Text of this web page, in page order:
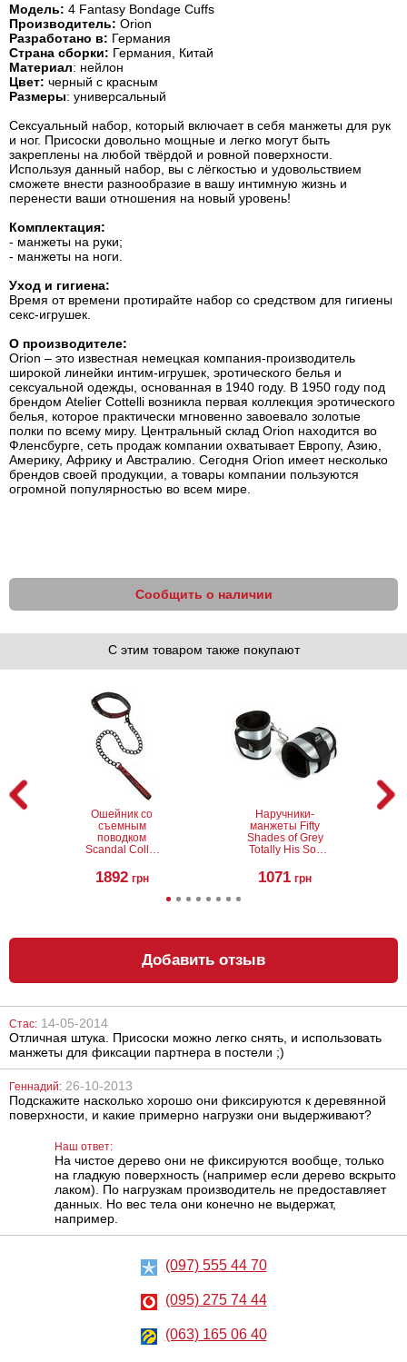
Модель: 4 Fantasy Bondage Cuffs
Производитель: Orion
Разработано в: Германия
Страна сборки: Германия,
Китай
Материал: нейлон
Цвет: черный с красным
Размеры: универсальный
Сексуальный набор, который включает в себя манжеты для рук
и ног. Присоски довольно мощные и легко могут быть
закреплены на любой твёрдой и ровной поверхности.
Используя данный набор, вы с лёгкостью и удовольствием
сможете внести разнообразие в вашу интимную жизнь и
перенести ваши отношения на новый уровень!
Комплектация:
- манжеты на руки;
- манжеты на ноги.
Уход и гигиена:
Время от времени протирайте набор со средством для гигиены
секс-игрушек.
О производителе:
Orion – это известная немецкая компания-производитель
широкой линейки интим-игрушек, эротического белья и
сексуальной одежды, основанная в 1940 году. В 1950 году под
брендом Atelier Cottelli возникла первая коллекция эротического
белья, которое практически мгновенно завоевало золотые
полки по всему миру. Центральный склад Orion находится во
Фленсбурге, сеть продаж компании охватывает Европу, Азию,
Америку, Африку и Австралию. Сегодня Orion имеет несколько
брендов своей продукции, а товары компании пользуются
огромной популярностью во всем мире.
Сообщить о наличии
С этим товаром также покупают
Ошейник со
съемным
поводком
Scandal Collar
1892 грн
Наручники-
манжеты Fifty
Shades of Grey
Totally His Soft
1071 грн
Наручники
Scandal Corset
Cuffs
1658 грн
Пара карабинов
448 грн
Анальный
лубрикант
грн
Лубрикант на
водной основе
324
Добавить отзыв
Стас: 14-05-2014
Отличная штука. Присоски можно легко снять, и использовать
манжеты для фиксации партнера в постели ;)
Геннадий: 26-10-2013
Подскажите насколько хорошо они фиксируются к деревянной
поверхности, и какие примерно нагрузки они выдерживают?
Наш ответ:
На чистое дерево они не фиксируются вообще, только
на гладкую поверхность (например если дерево вскрыто
лаком). По нагрузкам производитель не предоставляет
данных. Но вес тела они конечно не выдержат,
например.
(097) 555 44 70
(095) 275 74 44
(063) 165 06 40